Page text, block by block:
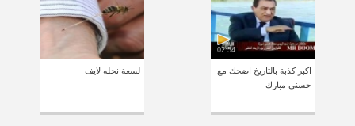
02:54
اكبر كذبة بالتاريخ اضحك مع
حسني مبارك
لسعة نحله لايف